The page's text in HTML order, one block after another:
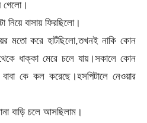
গেলো।
নিয়ে বাসায় ফিরছিলো।
মতো করে হাটঁছিলো,তখনই নাকি কোন
ধাক্কা মেরে চলে যায়।সকালে কোন
কে কল করেছে।হসপিটালে নেওয়ার
বাড়ি চলে আসছিলাম।